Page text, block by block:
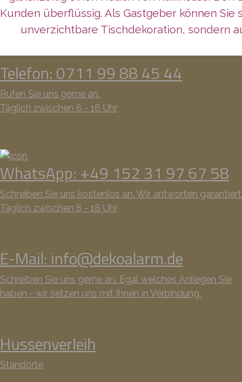
Kunden überflüssig. Als Gastgeber können
unverzichtbare Tischdekoration, sondern
Telefon: 0711 99 88 45 44
Rufen Sie uns gerne an.
Täglich zwischen 8 - 18 Uhr
WhatsApp: +49 152 31 97 67 58
Schreiben Sie uns kostenlos an. Wir antworten garantiert.
Täglich zwischen 8 - 18 Uhr
E-Mail: info@dekoalarm.de
Schreiben Sie uns gerne an. Egal welches Anliegen Sie
haben - wir setzen uns mit Ihnen in Verbindung.
Hussenverleih
Standorte